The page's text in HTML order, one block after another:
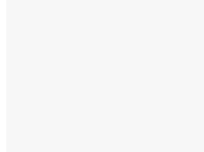
Віддати шану покійному
деканатів Тернопільської єпархії
Православної Церкви, а
християнських конфесій.
цвинтарі міста Теребовлі, поряд з
Керуючий Карпатською і
єпископ Віктор (Бедь), духовенство
єпархії Української
висловлюють щирі співчуття
близьким померлого. Нехай
упокоїть душу спочилого